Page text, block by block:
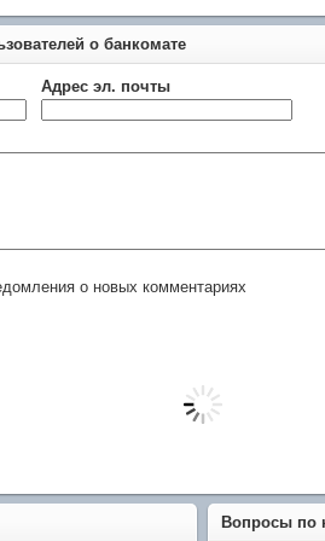
о банкомате
Адрес эл. почты
о новых комментариях
Вопросы по